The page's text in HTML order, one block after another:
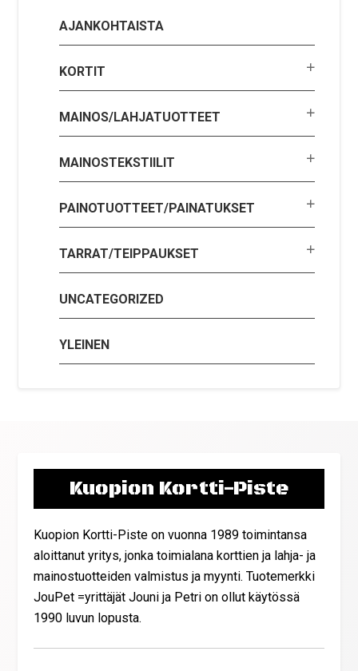
AJANKOHTAISTA
KORTIT
MAINOS/LAHJATUOTTEET
MAINOSTEKSTIILIT
PAINOTUOTTEET/PAINATUKSET
TARRAT/TEIPPAUKSET
UNCATEGORIZED
YLEINEN
Kuopion Kortti-Piste
Kuopion Kortti-Piste on vuonna 1989 toimintansa
aloittanut yritys, jonka toimialana korttien ja lahja- ja
mainostuotteiden valmistus ja myynti. Tuotemerkki
JouPet =yrittäjät Jouni ja Petri on ollut käytössä
1990 luvun lopusta.